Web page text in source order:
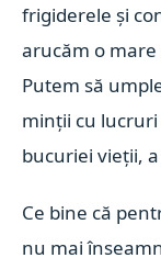
frigiderele și
arucăm o
Putem să
minții cu
bucuriei vieții,
Ce bine că
nu mai